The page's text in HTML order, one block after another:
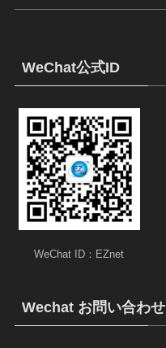
WeChat公式ID
WeChat ID：EZnet
Wechat お問い合わせ